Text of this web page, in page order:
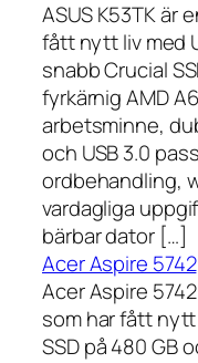
ASUS K53TK är
fått nytt liv med
snabb Crucial
fyrkärnig AMD
arbetsminne,
och USB 3.0
ordbehandling,
vardagliga
bärbar dator […]
Acer Aspire 5742
Acer Aspire
som har fått
SSD på 480 GB